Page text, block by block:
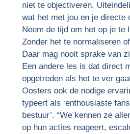
niet te objectiveren.
wat het met jou en je directe
Neem de tijd om het op je te
Zonder het te normaliseren
Daar mag nooit sprake van
Een andere les is dat direct
opgetreden als het te ver
Oosters ook de nodige
typeert als ‘enthousiaste
bestuur’. “We kennen ze
op hun acties reageert,